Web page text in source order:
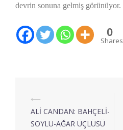
devrin sonuna gelmiş görünüyor.
0
Shares
⟵
ALİ CANDAN: BAHÇELİ-
SOYLU-AĞAR ÜÇLÜSÜ